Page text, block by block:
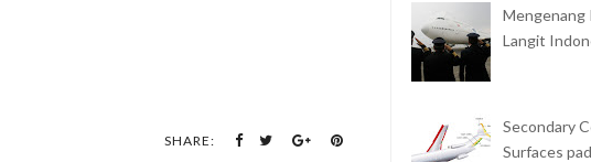
SHARE:
Mengenang
Langit
Secondary
Surfaces